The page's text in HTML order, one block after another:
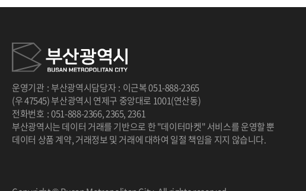
운영기관 :부산광역시담당자 : 이근복051-888-2365
(우 47545) 부산광역시 연제구 중앙대로 1001(연산동)
전화번호 :051-888-2366,2365, 2361
부산광역시는 데이터 거래를 기반으로 한 "데이터마켓" 서비스를 운영할 뿐
데이터 상품 계약, 거래정보 및 거래에 대하여 일절 책임을 지지 않습니다.